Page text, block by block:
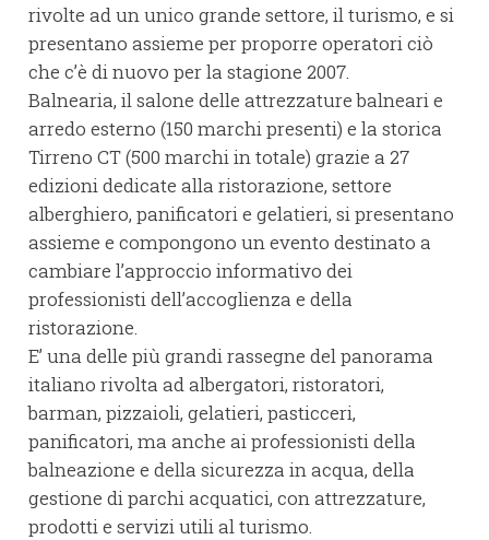
rivolte ad un unico grande settore, il turismo, e si
presentano assieme per proporre operatori ciò
che c’è di nuovo per la stagione 2007.
Balnearia, il salone delle attrezzature balneari e
arredo esterno (150 marchi presenti) e la storica
Tirreno CT (500 marchi in totale) grazie a 27
edizioni dedicate alla ristorazione, settore
alberghiero, panificatori e gelatieri, si presentano
assieme e compongono un evento destinato a
cambiare l’approccio informativo dei
professionisti dell’accoglienza e della
ristorazione.
E’ una delle più grandi rassegne del panorama
italiano rivolta ad albergatori, ristoratori,
barman, pizzaioli, gelatieri, pasticceri,
panificatori, ma anche ai professionisti della
balneazione e della sicurezza in acqua, della
gestione di parchi acquatici, con attrezzature,
prodotti e servizi utili al turismo.